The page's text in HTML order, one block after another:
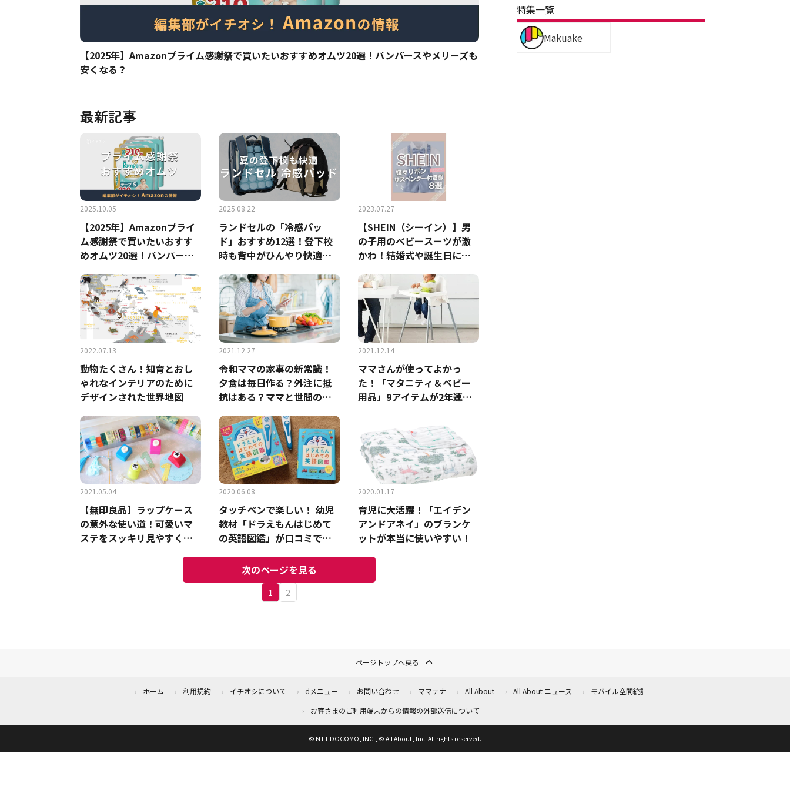
【2025年】Amazonプライム感謝祭で買いたいおすすめオムツ20選！パンパースやメリーズも
安くなる？
最新記事
2025.10.05
【2025年】Amazonプライ
ム感謝祭で買いたいおすす
めオムツ20選！パンパース
2025.08.22
ランドセルの「冷感パッ
ド」おすすめ12選！登下校
時も背中がひんやり快適！
2023.07.27
【SHEIN（シーイン）】男
の子用のベビースーツが激
かわ！結婚式や誕生日に使
選！
2022.07.13
動物たくさん！知育とおし
ゃれなインテリアのために
デザインされた世界地図
2021.12.27
令和ママの家事の新常識！
夕食は毎日作る？外注に抵
抗はある？ママと世間の本
2021.12.14
ママさんが使ってよかっ
た！「マタニティ＆ベビー
用品」9アイテムが2年連続1
2021.05.04
【無印良品】ラップケース
の意外な使い道！可愛いマ
ステをスッキリ見やすく収
2020.06.08
タッチペンで楽しい！ 幼児
教材「ドラえもんはじめて
の英語図鑑」が口コミで話
2020.01.17
育児に大活躍！「エイデン
アンドアネイ」のブランケ
ットが本当に使いやすい！
次のページを見る
1 2
特集一覧
Makuake
ページトップへ戻る
ホーム 利用規約 イチオシについて dメニュー お問い合わせ ママテナ All About All About ニュース
モバイル空間統計
お客さまのご利用端末からの情報の外部送信について
© NTT DOCOMO, INC., © All About, Inc. All rights reserved.